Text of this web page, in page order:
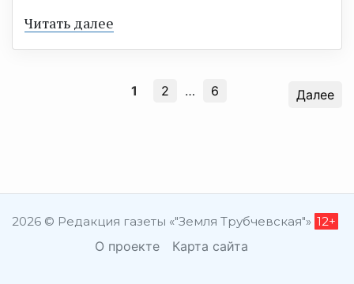
Читать далее
1 2 … 6 Далее
2026 © Редакция газеты «"Земля Трубчевская"» 12+
О проекте Карта сайта